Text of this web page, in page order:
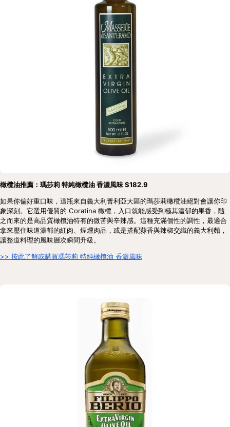
橄欖油推薦：瑪莎莉 特純橄欖油 香濃風味 $182.9
如果你偏好重口味，這瓶來自義大利普利亞大區的瑪莎莉橄欖油絕對會讓你印
象深刻。它選用優質的 Coratina 橄欖，入口就能感受到極其濃郁的果香，隨
之而來的是高品質橄欖油特有的微苦與辛辣感。這種充滿個性的調性，最適合
拿來壓住味道濃郁的紅肉、煙燻肉品，或是搭配蒜香與辣椒交織的義大利麵，
讓整道料理的風味層次瞬間升級。
>> 按此了解或購買瑪莎莉 特純橄欖油 香濃風味